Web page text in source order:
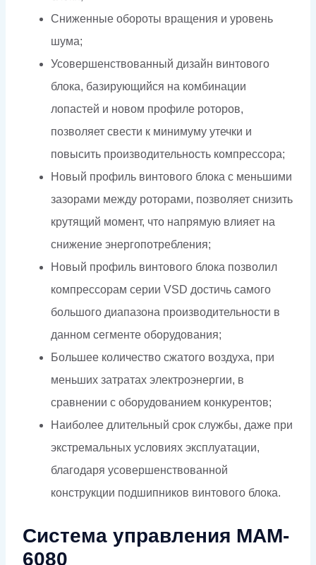
Сниженные обороты вращения и уровень
шума;
Усовершенствованный дизайн винтового
блока, базирующийся на комбинации
лопастей и новом профиле роторов,
позволяет свести к минимуму утечки и
повысить производительность компрессора;
Новый профиль винтового блока с меньшими
зазорами между роторами, позволяет снизить
крутящий момент, что напрямую влияет на
снижение энергопотребления;
Новый профиль винтового блока позволил
компрессорам серии VSD достичь самого
большого диапазона производительности в
данном сегменте оборудования;
Большее количество сжатого воздуха, при
меньших затратах электроэнергии, в
сравнении с оборудованием конкурентов;
Наиболее длительный срок службы, даже при
экстремальных условиях эксплуатации,
благодаря усовершенствованной
конструкции подшипников винтового блока.
Система управления MAM-
6080